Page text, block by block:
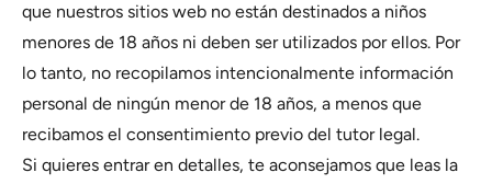
que nuestros sitios web no están destinados a niños
menores de 18 años ni deben ser utilizados por ellos. Por
lo tanto, no recopilamos intencionalmente información
personal de ningún menor de 18 años, a menos que
recibamos el consentimiento previo del tutor legal.
Si quieres entrar en detalles, te aconsejamos que leas la